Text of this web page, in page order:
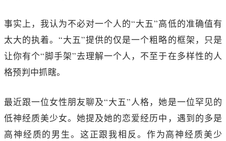
事实上，我认为不必对一个人的“大五”高低的准确值有
太大的执着。“大五”提供的仅是一个粗略的框架，只是
让你有个“脚手架”去理解一个人，不至于在多样性的人
格预判中抓瞎。
最近跟一位女性朋友聊及“大五”人格，她是一位罕见的
低神经质美少女。她提及她的恋爱经历中，遇到的多是
高神经质的男生。这正跟我相反。作为高神经质美少